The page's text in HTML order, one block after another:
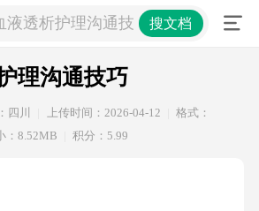
液透析护理沟通技巧搜文档
理沟通技巧
四川 上传时间：2026-04-12
格式：
：8.52MB 积分：5.99